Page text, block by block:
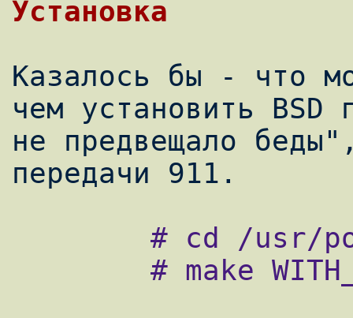
Казалось бы - что
чем установить
не предвещало